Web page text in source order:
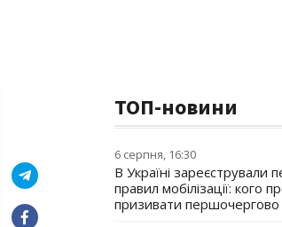
ТОП-новини
6 серпня, 16:30
В Україні зареєстрували
правил мобілізації: кого
призивати першочергово